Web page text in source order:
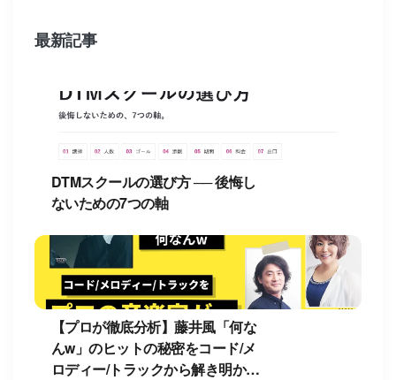
最新記事
DTMスクールの選び方 ── 後悔し
ないための7つの軸
【プロが徹底分析】藤井風「何な
んw」のヒットの秘密をコード/メ
ロディー/トラックから解き明か